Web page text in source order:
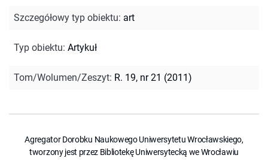
Szczegółowy typ obiektu: art
Typ obiektu: Artykuł
Tom/Wolumen/Zeszyt: R. 19, nr 21 (2011)
Agregator Dorobku Naukowego Uniwersytetu Wrocławskiego,
tworzony jest przez Bibliotekę Uniwersytecką we Wrocławiu